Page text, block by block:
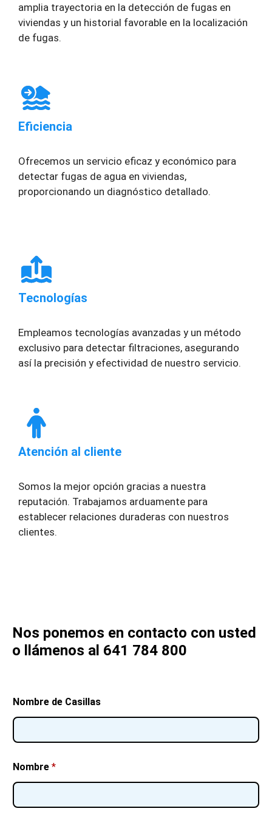
amplia trayectoria en la detección de fugas en
viviendas y un historial favorable en la localización
de fugas.
Eficiencia
Ofrecemos un servicio eficaz y económico para
detectar fugas de agua en viviendas,
proporcionando un diagnóstico detallado.
Tecnologías
Empleamos tecnologías avanzadas y un método
exclusivo para detectar filtraciones, asegurando
así la precisión y efectividad de nuestro servicio.
Atención al cliente
Somos la mejor opción gracias a nuestra
reputación. Trabajamos arduamente para
establecer relaciones duraderas con nuestros
clientes.
Nos ponemos en contacto con usted
o llámenos al 641 784 800
Nombre de Casillas
Nombre *